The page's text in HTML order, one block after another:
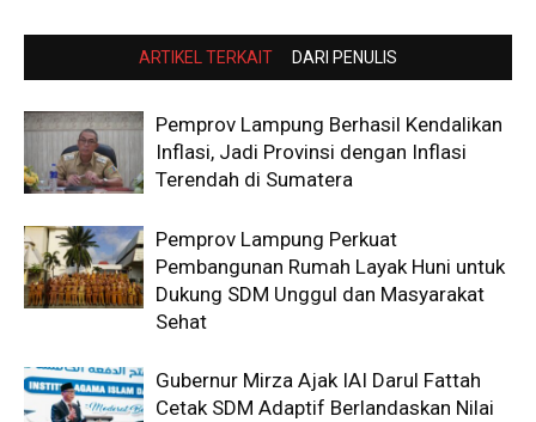
ARTIKEL TERKAIT DARI PENULIS
Pemprov Lampung Berhasil Kendalikan
Inflasi, Jadi Provinsi dengan Inflasi
Terendah di Sumatera
Pemprov Lampung Perkuat
Pembangunan Rumah Layak Huni untuk
Dukung SDM Unggul dan Masyarakat
Sehat
Gubernur Mirza Ajak IAI Darul Fattah
Cetak SDM Adaptif Berlandaskan Nilai